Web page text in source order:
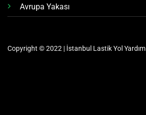
Avrupa Yakası
Copyright © 2022 | İstanbul Lastik Yol Yardım